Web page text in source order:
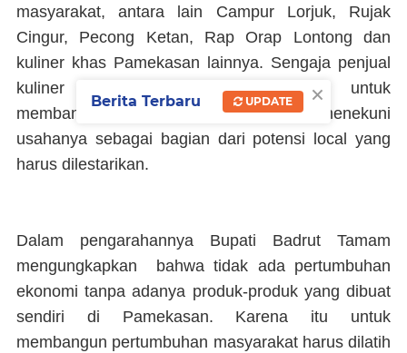
masyarakat, antara lain Campur Lorjuk, Rujak
Cingur, Pecong Ketan, Rap Orap Lontong dan
kuliner khas Pamekasan lainnya. Sengaja penjual
kuliner khas desa itu didatangkan untuk
membangkitkan semangat mereka menekuni
usahanya sebagai bagian dari potensi local yang
harus dilestarikan.
Dalam pengarahannya Bupati Badrut Tamam
mengungkapkan bahwa tidak ada pertumbuhan
ekonomi tanpa adanya produk-produk yang dibuat
sendiri di Pamekasan. Karena itu untuk
membangun pertumbuhan masyarakat harus dilatih
×
Berita Terbaru UPDATE